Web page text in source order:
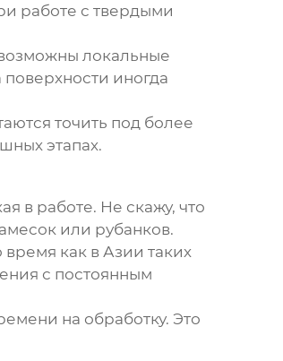
работе с твердыми
локальные
иногда
точить под более
этапах.
в работе. Не скажу, что
или рубанков.
как в Азии таких
с постоянным
на обработку. Это